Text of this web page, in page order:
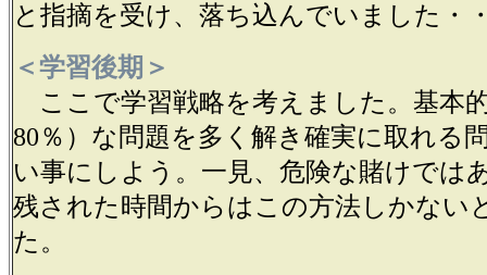
と指摘を受け、落ち込んでいました
＜学習後期＞
ここで学習戦略を考えました。基本
80％）な問題を多く解き確実に取れる
い事にしよう。一見、危険な賭けでは
残された時間からはこの方法しかない
た。